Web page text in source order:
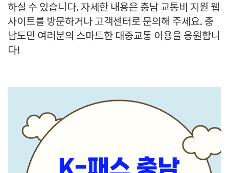
하실 수 있습니다. 자세한 내용은 충남 교통비 지원 웹
사이트를 방문하거나 고객센터로 문의해 주세요. 충
남도민 여러분의 스마트한 대중교통 이용을 응원합니
다!